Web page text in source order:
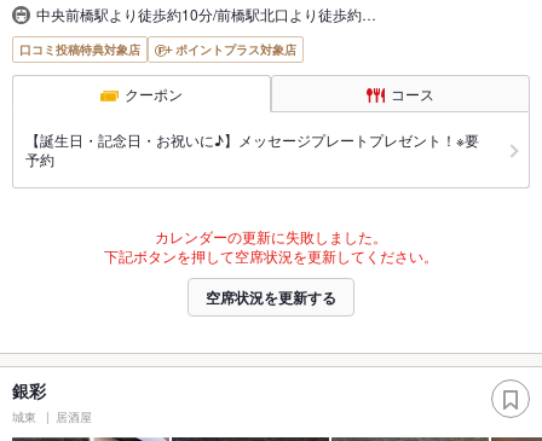
中央前橋駅より徒歩約10分/前橋駅北口より徒歩約…
口コミ投稿特典対象店 ポイントプラス対象店
クーポン コース
【誕生日・記念日・お祝いに♪】メッセージプレートプレゼント！※要
予約
カレンダーの更新に失敗しました。
下記ボタンを押して空席状況を更新してください。
空席状況を更新する
銀彩
城東 居酒屋